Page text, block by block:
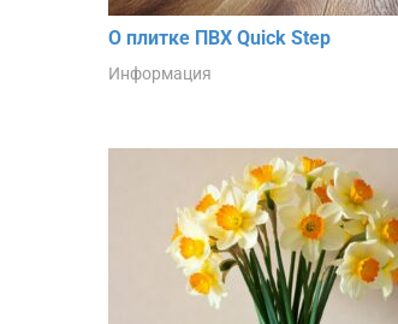
О плитке ПВХ Quick Step
Информация